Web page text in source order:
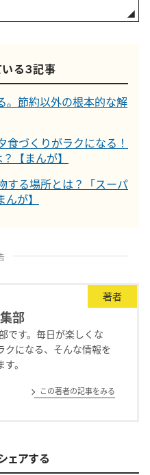
る３記事
。節約以外の根本的な解
食づくりがラクになる！
【まんが】
する場所とは？「スーパ
が】
著者
部
です。毎日が楽しくな
クになる、そんな情報を
。
この著者の記事をみる
ェアする